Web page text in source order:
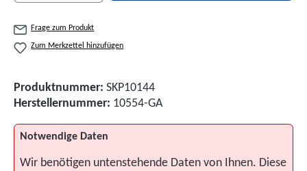
Frage zum Produkt
Zum Merkzettel hinzufügen
Produktnummer: SKP10144
Herstellernummer: 10554-GA
Notwendige Daten
Wir benötigen untenstehende Daten von Ihnen. Diese